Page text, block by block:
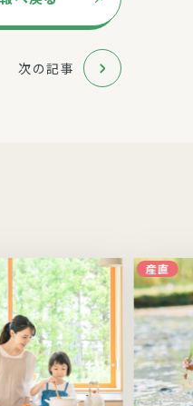
次の記事
産直